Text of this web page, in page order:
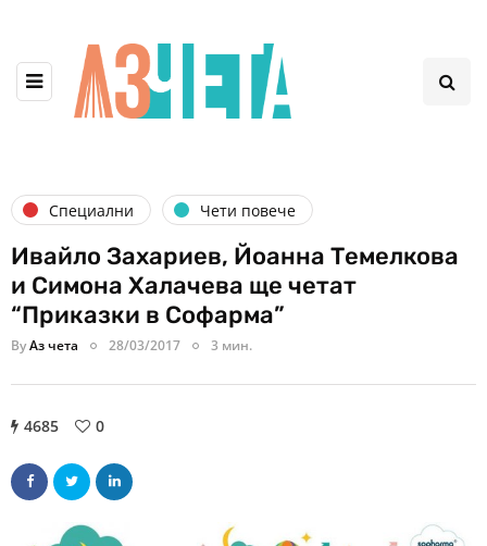
Специални Чети повече
Ивайло Захариев, Йоанна Темелкова
и Симона Халачева ще четат
“Приказки в Софарма”
ByАз чета 28/03/2017 3 мин.
4685 0